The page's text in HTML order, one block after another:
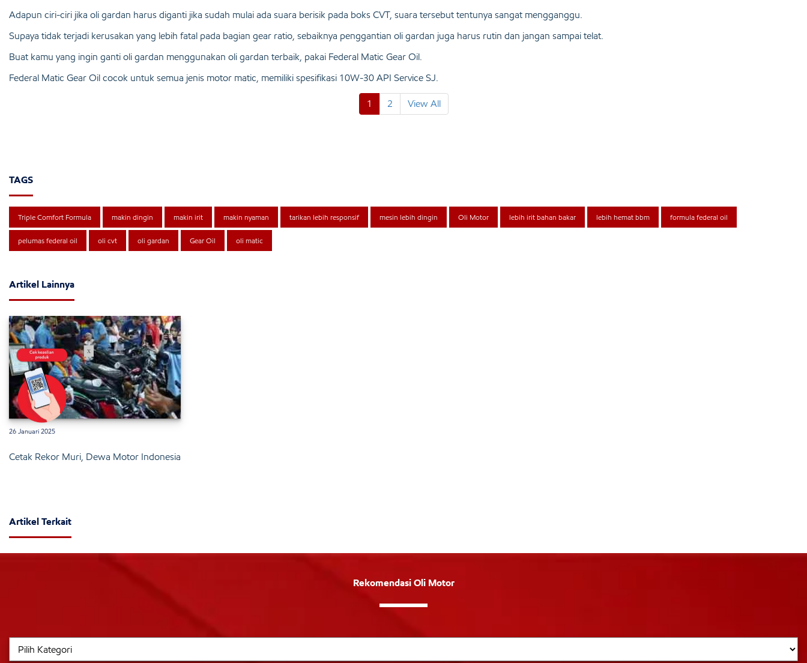
Adapun ciri-ciri jika oli gardan harus diganti jika sudah mulai ada suara berisik pada boks CVT, suara tersebut tentunya sangat mengganggu.
Supaya tidak terjadi kerusakan yang lebih fatal pada bagian gear ratio, sebaiknya penggantian oli gardan juga harus rutin dan jangan sampai telat.
Buat kamu yang ingin ganti oli gardan menggunakan oli gardan terbaik, pakai Federal Matic Gear Oil.
Federal Matic Gear Oil cocok untuk semua jenis motor matic, memiliki spesifikasi 10W-30 API Service SJ.
1 2 View All
TAGS
Triple Comfort Formula makin dingin makin irit makin nyaman tarikan lebih responsif mesin lebih dingin Oli Motor lebih irit bahan bakar lebih hemat bbm formula federal oil
pelumas federal oil oli cvt oli gardan Gear Oil oli matic
Artikel Lainnya
26 Januari 2025
Cetak Rekor Muri, Dewa Motor Indonesia
Artikel Terkait
Rekomendasi Oli Motor
x